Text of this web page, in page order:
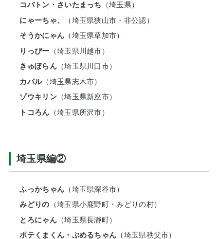
コバトン・さいたまっち
（埼玉県）
にゃーちゃ、
（埼玉県狭山市・非公認）
そうかにゃん （埼玉県草加市）
りっぴー （埼玉県川越市）
きゅぽらん（埼玉県川口市）
カパル（埼玉県志木市）
ゾウキリン（埼玉県新座市）
トコろん （埼玉県所沢市）
埼玉県編②
ふっかちゃん （埼玉県深谷市）
みどりの （埼玉県小鹿野町・みどりの村）
とろにゃん（埼玉県長瀞町）
ポテくまくん・ぷめるちゃん （埼玉県秩父市）